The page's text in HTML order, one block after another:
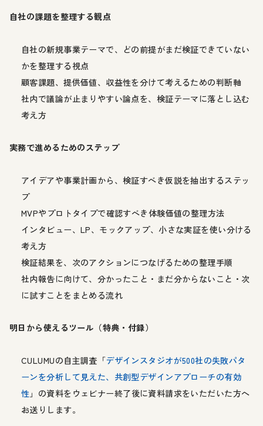
自社の課題を整理する観点
自社の新規事業テーマで、どの前提がまだ検証できていない
かを整理する視点
顧客課題、提供価値、収益性を分けて考えるための判断軸
社内で議論が止まりやすい論点を、検証テーマに落とし込む
考え方
実務で進めるためのステップ
アイデアや事業計画から、検証すべき仮説を抽出するステッ
プ
MVPやプロトタイプで確認すべき体験価値の整理方法
インタビュー、LP、モックアップ、小さな実証を使い分ける
考え方
検証結果を、次のアクションにつなげるための整理手順
社内報告に向けて、分かったこと・まだ分からないこと・次
に試すことをまとめる流れ
明日から使えるツール（特典・付録）
CULUMUの自主調査「デザインスタジオが500社の失敗パタ
ーンを分析して見えた、共創型デザインアプローチの有効
性 」の資料をウェビナー終了後に資料請求をいただいた方へ
お送りします。